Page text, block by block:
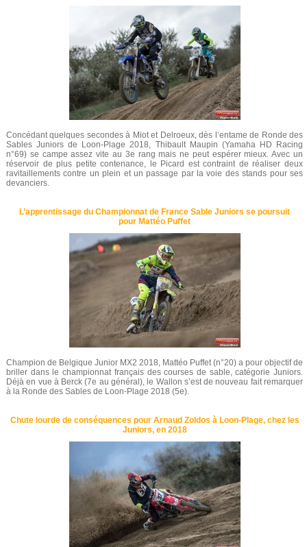
Concédant quelques secondes à Miot et Delroeux, dès l’entame de Ronde des
Sables Juniors de Loon-Plage 2018, Thibault Maupin (Yamaha HD Racing
n°69) se campe assez vite au 3e rang mais ne peut espérer mieux. Avec un
réservoir de plus petite contenance, le Picard est contraint de réaliser deux
ravitaillements contre un plein et un passage par la voie des stands pour ses
devanciers.
L’apprentissage du Championnat de France Sable Juniors se poursuit
pour Mattéo Puffet
Champion de Belgique Junior MX2 2018, Mattéo Puffet (n°20) a pour objectif de
briller dans le championnat français des courses de sable, catégorie Juniors.
Déjà en vue à Berck (7e au général), le Wallon s’est de nouveau fait remarquer
à la Ronde des Sables de Loon-Plage 2018 (5e).
Chute lourde de conséquences pour Arnaud Zoldos à Loon-Plage, chez les
Juniors, en 2018